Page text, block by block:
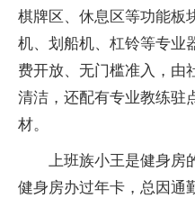
棋牌区、休息区等功能板
机、划船机、杠铃等专业
费开放、无门槛准入，由
清洁，还配有专业教练驻
材。
上班族小王是健身房
健身房办过年卡，总因通